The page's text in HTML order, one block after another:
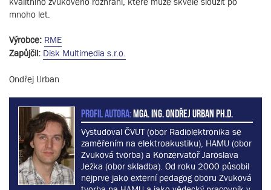
mnoho let.
Výrobce: RME
Zapůjčil: Disk Multimedia s.r.o.
Ondřej Urban
PROFIL AUTORA:MgA. Ing. Ondřej Urban Ph.D.
Vystudoval ČVUT (obor Radiolektronika se
zaměřením na elektroakustiku), HAMU (obor
Zvuková tvorba) a Konzervatoř Jaroslava
Ježka (obor skladba). Od roku 2000 působil
nejprve jako externí pedagog oboru Zvuková